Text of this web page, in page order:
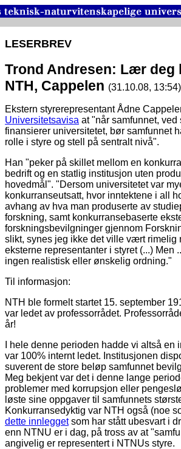
LESERBREV
Trond Andresen: Lær deg
NTH, Cappelen (31.10.08, 13:54)
Ekstern styrerepresentant Ådne
Universitetsavisa at "når samfunnet, ved
finansierer universitetet, bør samfunnet
rolle i styre og stell på sentralt nivå".
Han "peker på skillet mellom en
bedrift og en statlig institusjon uten
hovedmål". "Dersom universitetet var
konkurranseutsatt, hvor inntektene i all
avhang av hva man produserte av
forskning, samt konkurransebaserte
forskningsbevilgninger gjennom
slikt, synes jeg ikke det ville vært rimelig
eksterne representanter i styret (...) Men
ingen realistisk eller ønskelig ordning."
Til informasjon:
NTH ble formelt startet 15. september
var ledet av professorrådet.
år!
I hele denne perioden hadde vi altså en
var 100% internt ledet. Institusjonen
suverent de store beløp samfunnet
Meg bekjent var det i denne lange
problemer med korrupsjon eller
løste sine oppgaver til samfunnets
Konkurransedyktig var NTH også (noe
dette innleggetsom har stått ubesvart i
enn NTNU er i dag, på tross av at
angivelig er representert i NTNUs styre.